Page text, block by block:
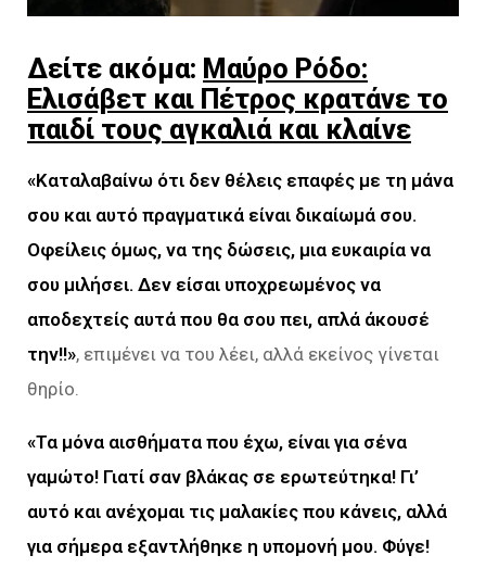
Δείτε ακόμα: Μαύρο Ρόδο:
Ελισάβετ και Πέτρος κρατάνε το
παιδί τους αγκαλιά και κλαίνε
«Καταλαβαίνω ότι δεν θέλεις επαφές με τη μάνα
σου και αυτό πραγματικά είναι δικαίωμά σου.
Οφείλεις όμως, να της δώσεις, μια ευκαιρία να
σου μιλήσει. Δεν είσαι υποχρεωμένος να
αποδεχτείς αυτά που θα σου πει, απλά άκουσέ
την!!», επιμένει να του λέει, αλλά εκείνος γίνεται
θηρίο.
«Τα μόνα αισθήματα που έχω, είναι για σένα
γαμώτο! Γιατί σαν βλάκας σε ερωτεύτηκα! Γι’
αυτό και ανέχομαι τις μαλακίες που κάνεις, αλλά
για σήμερα εξαντλήθηκε η υπομονή μου. Φύγε!